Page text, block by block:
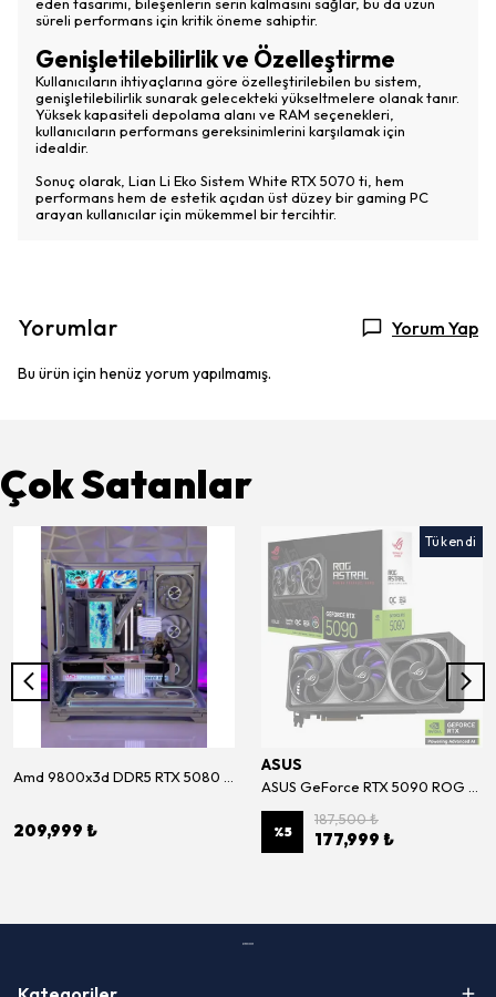
süreli performans için kritik öneme sahiptir.
Genişletilebilirlik ve Özelleştirme
Kullanıcıların ihtiyaçlarına göre özelleştirilebilen bu sistem,
genişletilebilirlik sunarak gelecekteki yükseltmelere olanak tanır.
Yüksek kapasiteli depolama alanı ve RAM seçenekleri,
kullanıcıların performans gereksinimlerini karşılamak için
idealdir.
Sonuç olarak, Lian Li Eko Sistem White RTX 5070 ti, hem
performans hem de estetik açıdan üst düzey bir gaming PC
arayan kullanıcılar için mükemmel bir tercihtir.
Yorumlar Yorum Yap
Bu ürün için henüz yorum yapılmamış.
Çok Satanlar
209,999 ₺
Tükendi
ASUS
%5
187,500 ₺
177,999 ₺